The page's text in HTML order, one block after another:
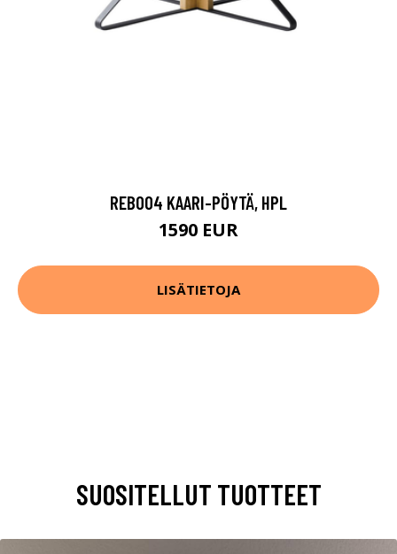
REB004 KAARI-PÖYTÄ, HPL
1590 EUR
LISÄTIETOJA
SUOSITELLUT TUOTTEET